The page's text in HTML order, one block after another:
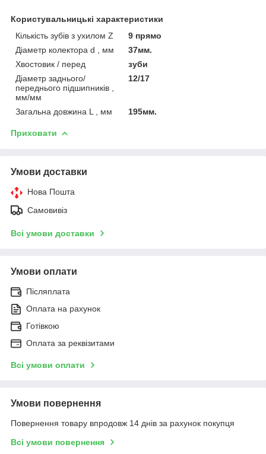
Користувальницькі характеристики
Кількість зубів з ухилом Z
9 прямо
Діаметр колектора d , мм
37мм.
Хвостовик / перед
зуби
Діаметр заднього/
переднього підшипників ,
мм/мм
12/17
Загальна довжина L , мм 195мм.
Приховати
Умови доставки
Нова Пошта
Самовивіз
Всі умови доставки
Умови оплати
Післяплата
Оплата на рахунок
Готівкою
Оплата за реквізитами
Всі умови оплати
Умови повернення
Повернення товару впродовж 14 днів за рахунок покупця
Всі умови повернення